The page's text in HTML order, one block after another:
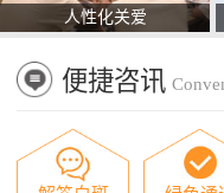
人性化关爱
便捷咨讯